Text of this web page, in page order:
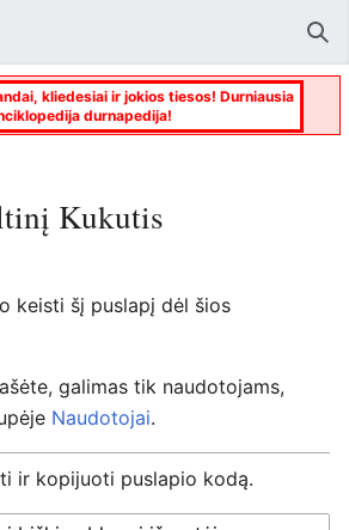
kliedesiai ir jokios tiesos! Durniausia
durnapedija!
Kukutis
keisti šį puslapį dėl šios
galimas tik naudotojams,
Naudotojai.
ir kopijuoti puslapio kodą.